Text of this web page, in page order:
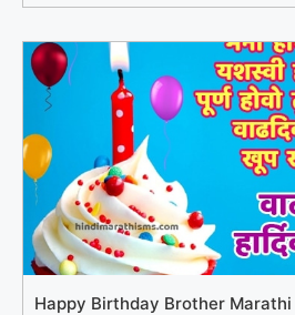
Happy Birthday Brother Marathi